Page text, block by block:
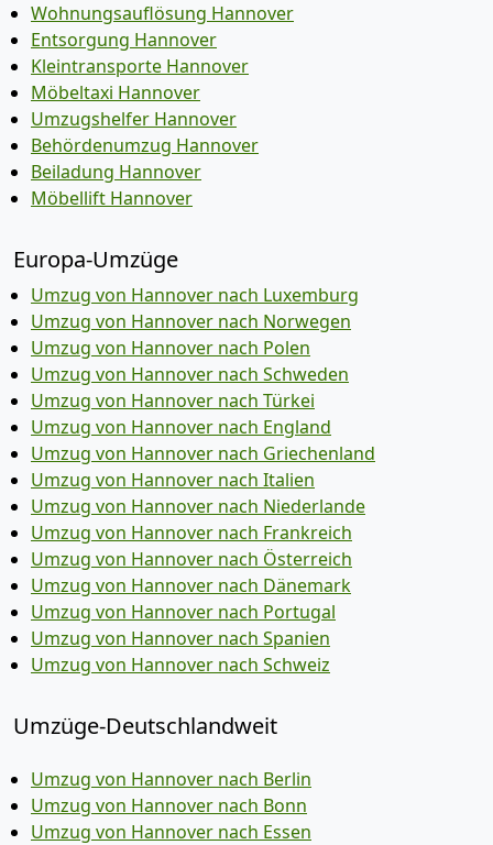
Wohnungsauflösung Hannover
Entsorgung Hannover
Kleintransporte Hannover
Möbeltaxi Hannover
Umzugshelfer Hannover
Behördenumzug Hannover
Beiladung Hannover
Möbellift Hannover
Europa-Umzüge
Umzug von Hannover nach Luxemburg
Umzug von Hannover nach Norwegen
Umzug von Hannover nach Polen
Umzug von Hannover nach Schweden
Umzug von Hannover nach Türkei
Umzug von Hannover nach England
Umzug von Hannover nach Griechenland
Umzug von Hannover nach Italien
Umzug von Hannover nach Niederlande
Umzug von Hannover nach Frankreich
Umzug von Hannover nach Österreich
Umzug von Hannover nach Dänemark
Umzug von Hannover nach Portugal
Umzug von Hannover nach Spanien
Umzug von Hannover nach Schweiz
Umzüge-Deutschlandweit
Umzug von Hannover nach Berlin
Umzug von Hannover nach Bonn
Umzug von Hannover nach Essen